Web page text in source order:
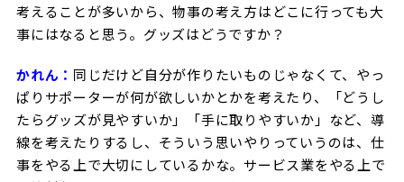
考えることが多いから、物事の考え方はどこに行っても大
事にはなると思う。グッズはどうですか？
かれん： 同じだけど自分が作りたいものじゃなくて、やっ
ぱりサポーターが何が欲しいかとかを考えたり、「どうし
たらグッズが見やすいか」「手に取りやすいか」など、導
線を考えたりするし、そういう思いやりっていうのは、仕
事をやる上で大切にしているかな。サービス業をやる上で